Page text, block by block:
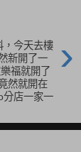
›
，今天去樓
新開了一
福就開了
然就開在
分店一家一